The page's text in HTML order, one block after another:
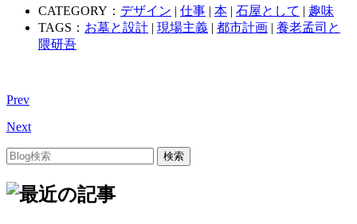
CATEGORY： デザイン | 仕事 | 本 | 石屋として | 趣味
TAGS： お墓と設計 | 現場主義 | 都市計画 | 養老孟司と
隈研吾
Prev
Next